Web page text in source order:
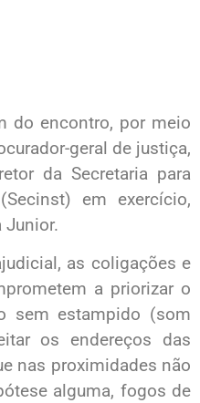
do encontro, por meio
geral de justiça,
da Secretaria para
em exercício,
Junior.
as coligações e
a priorizar o
sem estampido (som
os endereços das
nas proximidades não
alguma, fogos de